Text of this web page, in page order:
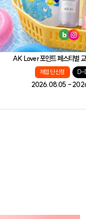
AK Lover 포인트 페스티벌
체험단 신청 D-
2026.08.05 -